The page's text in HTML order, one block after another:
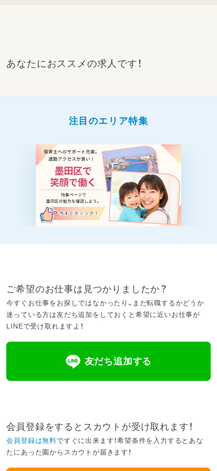
あなたにおススメの求人です！
注目のエリア特集
ご希望のお仕事は見つかりましたか？
今すぐお仕事をお探しではなかったり、まだ転職するかどうか
迷っている方は友だち追加をしておくと希望に近いお仕事が
LINEで受け取れますよ！
友だち追加する
会員登録をするとスカウトが受け取れます！
会員登録は無料ですぐに出来ます！希望条件を入力するとあな
たにあった園からスカウトが届きます！